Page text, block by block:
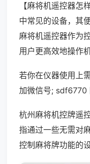
【麻将机遥控器怎
中常见的设备，其
麻将机遥控器作为
用户更高效地操作机
若你在仪器使用上
加微信号; sdf6770
杭州麻将机控牌遥
指通过一些无需对
控制麻将牌功能的